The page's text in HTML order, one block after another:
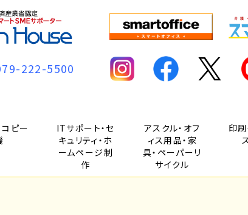
222-5500
ピー
ITサポート・セ
キュリティ・ホ
ームページ制
作
アスクル・オフ
ィス用品・家
具・ペーパーリ
サイクル
印刷